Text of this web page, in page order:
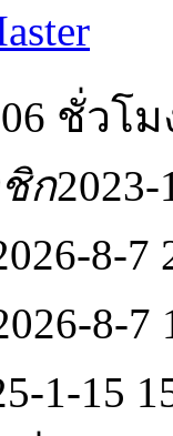
ชั่วโม
ก2023-
8-7
8-7
1-15